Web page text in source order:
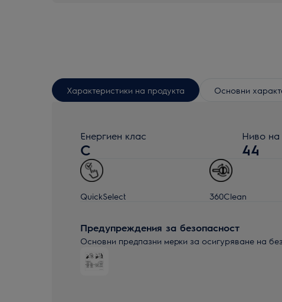
Характеристики на продукта Основни
Енергиен клас
C
Ниво
44
QuickSelect 360Clean
Предупреждения за безопасност
Основни предпазни мерки за осигуряване на